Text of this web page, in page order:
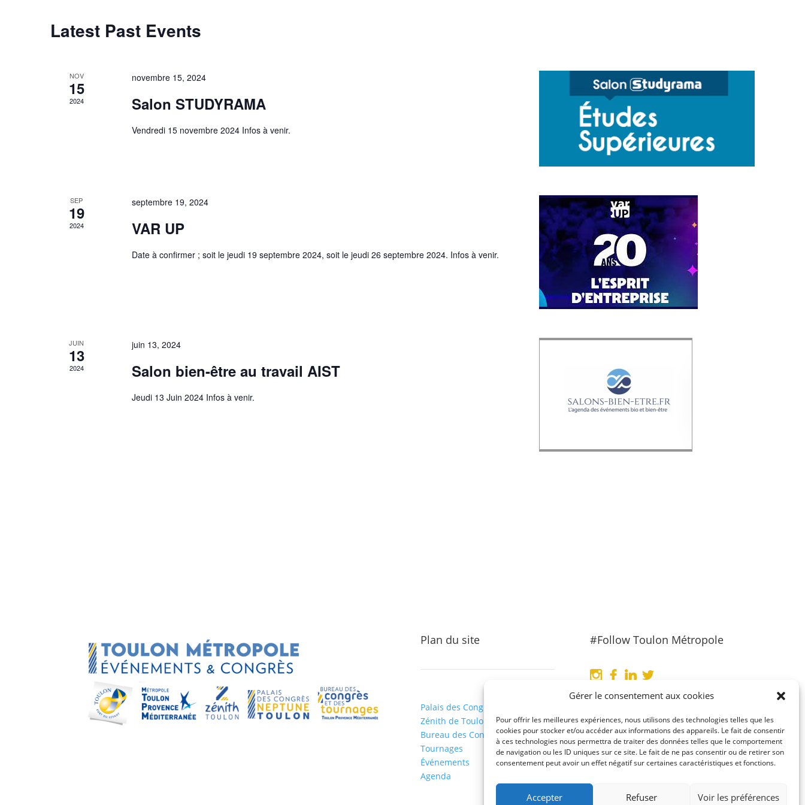
Gérer le consentement aux cookies
Pour offrir les meilleures expériences, nous utilisons des technologies telles que les
cookies pour stocker et/ou accéder aux informations des appareils. Le fait de consentir
à ces technologies nous permettra de traiter des données telles que le comportement
de navigation ou les ID uniques sur ce site. Le fait de ne pas consentir ou de retirer son
consentement peut avoir un effet négatif sur certaines caractéristiques et fonctions.
Accepter Refuser Voir les préférences
Latest Past Events
NOV
15
2024
novembre 15, 2024
Salon STUDYRAMA
Vendredi 15 novembre 2024 Infos à venir.
SEP
19
2024
septembre 19, 2024
VAR UP
Date à confirmer ; soit le jeudi 19 septembre 2024, soit le jeudi 26 septembre 2024. Infos à venir.
JUIN
13
2024
juin 13, 2024
Salon bien-être au travail AIST
Jeudi 13 Juin 2024 Infos à venir.
Plan du site
Palais des Congrès Neptune
Zénith de Toulon
Bureau des Congrès et des
Tournages
Événements
Agenda
#Follow Toulon Métropole